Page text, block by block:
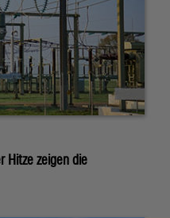
Hitze zeigen die